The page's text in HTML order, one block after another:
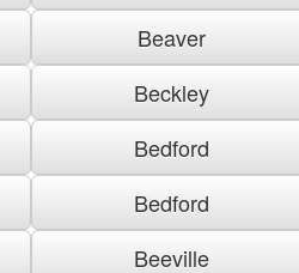
Beaver
Beckley
Bedford
Bedford
Beeville